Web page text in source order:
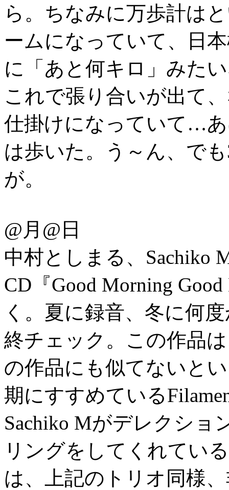
ら。ちなみに万歩計は
ームになっていて、日
に「あと何キロ」みた
これで張り合いが出て
仕掛けになっていて…
は歩いた。う～ん、で
が。
@月@日
中村としまる、Sachiko
CD『Good Morning
く。夏に録音、冬に何
終チェック。この作品
の作品にも似てないと
期にすすめている
Sachiko Mがデレクショ
リングをしてくれてい
は、上記のトリオ同様